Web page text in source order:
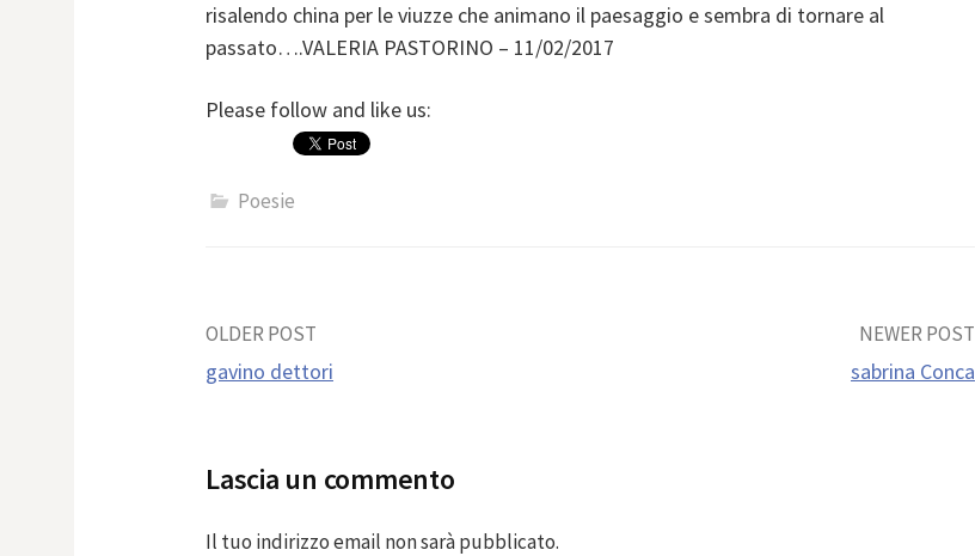
risalendo china per le viuzze che animano il paesaggio e sembra di tornare al
passato….VALERIA PASTORINO – 11/02/2017
Please follow and like us:
Poesie
Post
OLDER POST
gavino dettori
NEWER POST
sabrina Conca
Lascia un commento
Il tuo indirizzo email non sarà pubblicato.